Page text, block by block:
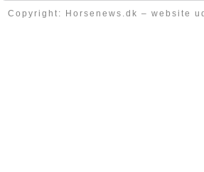
Copyright: Horsenews.dk – website